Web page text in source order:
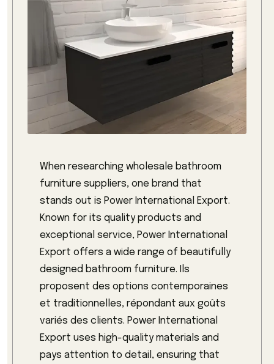
When researching wholesale bathroom
furniture suppliers, one brand that
stands out is Power International Export.
Known for its quality products and
exceptional service, Power International
Export offers a wide range of beautifully
designed bathroom furniture. Ils
proposent des options contemporaines
et traditionnelles, répondant aux goûts
variés des clients. Power International
Export uses high-quality materials and
pays attention to detail, ensuring that